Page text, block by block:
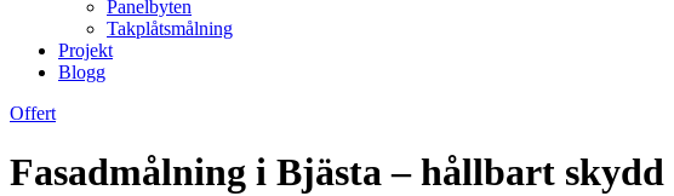
Panelbyten
Takplåtsmålning
Projekt
Blogg
Offert
Fasadmålning i Bjästa – hållbart